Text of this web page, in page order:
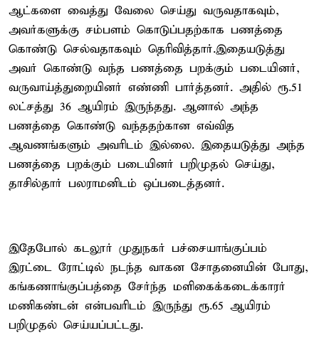
ஆட்களை வைத்து வேலை செய்து வருவதாகவும்,
அவர்களுக்கு சம்பளம் கொடுப்பதற்காக பணத்தை
கொண்டு செல்வதாகவும் தெரிவித்தார்.இதையடுத்து
அவர் கொண்டு வந்த பணத்தை பறக்கும் படையினர்,
வருவாய்த்துறையினர் எண்ணி பார்த்தனர். அதில் ரூ.51
லட்சத்து 36 ஆயிரம் இருந்தது. ஆனால் அந்த
பணத்தை கொண்டு வந்ததற்கான எவ்வித
ஆவணங்களும் அவரிடம் இல்லை. இதையடுத்து அந்த
பணத்தை பறக்கும் படையினர் பறிமுதல் செய்து,
தாசில்தார் பலராமனிடம் ஒப்படைத்தனர்.
இதேபோல் கடலூர் முதுநகர் பச்சையாங்குப்பம்
இரட்டை ரோட்டில் நடந்த வாகன சோதனையின் போது,
கங்கணாங்குப்பத்தை சேர்ந்த மளிகைக்கடைக்காரர்
மணிகண்டன் என்பவரிடம் இருந்து ரூ.65 ஆயிரம்
பறிமுதல் செய்யப்பட்டது.